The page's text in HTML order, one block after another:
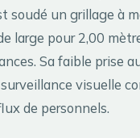
soudé un grillage à
large pour 2,00
Sa faible prise
visuelle
de personnels.